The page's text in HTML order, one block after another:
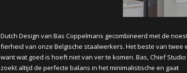
Dutch Design van Bas Coppelmans gecombineerd met de
fierheid van onze Belgische staalwerkers. Het beste van twee
want wat goed is hoeft niet van ver te komen. Bas, Chief
zoekt altijd de perfecte balans in het minimalistische en gaat